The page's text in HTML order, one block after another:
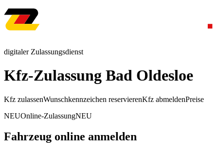
digitaler Zulassungsdienst
Kfz-Zulassung Bad Oldesloe
Kfz zulassenWunschkennzeichen reservierenKfz abmeldenPreise
NEUOnline-ZulassungNEU
Fahrzeug online anmelden